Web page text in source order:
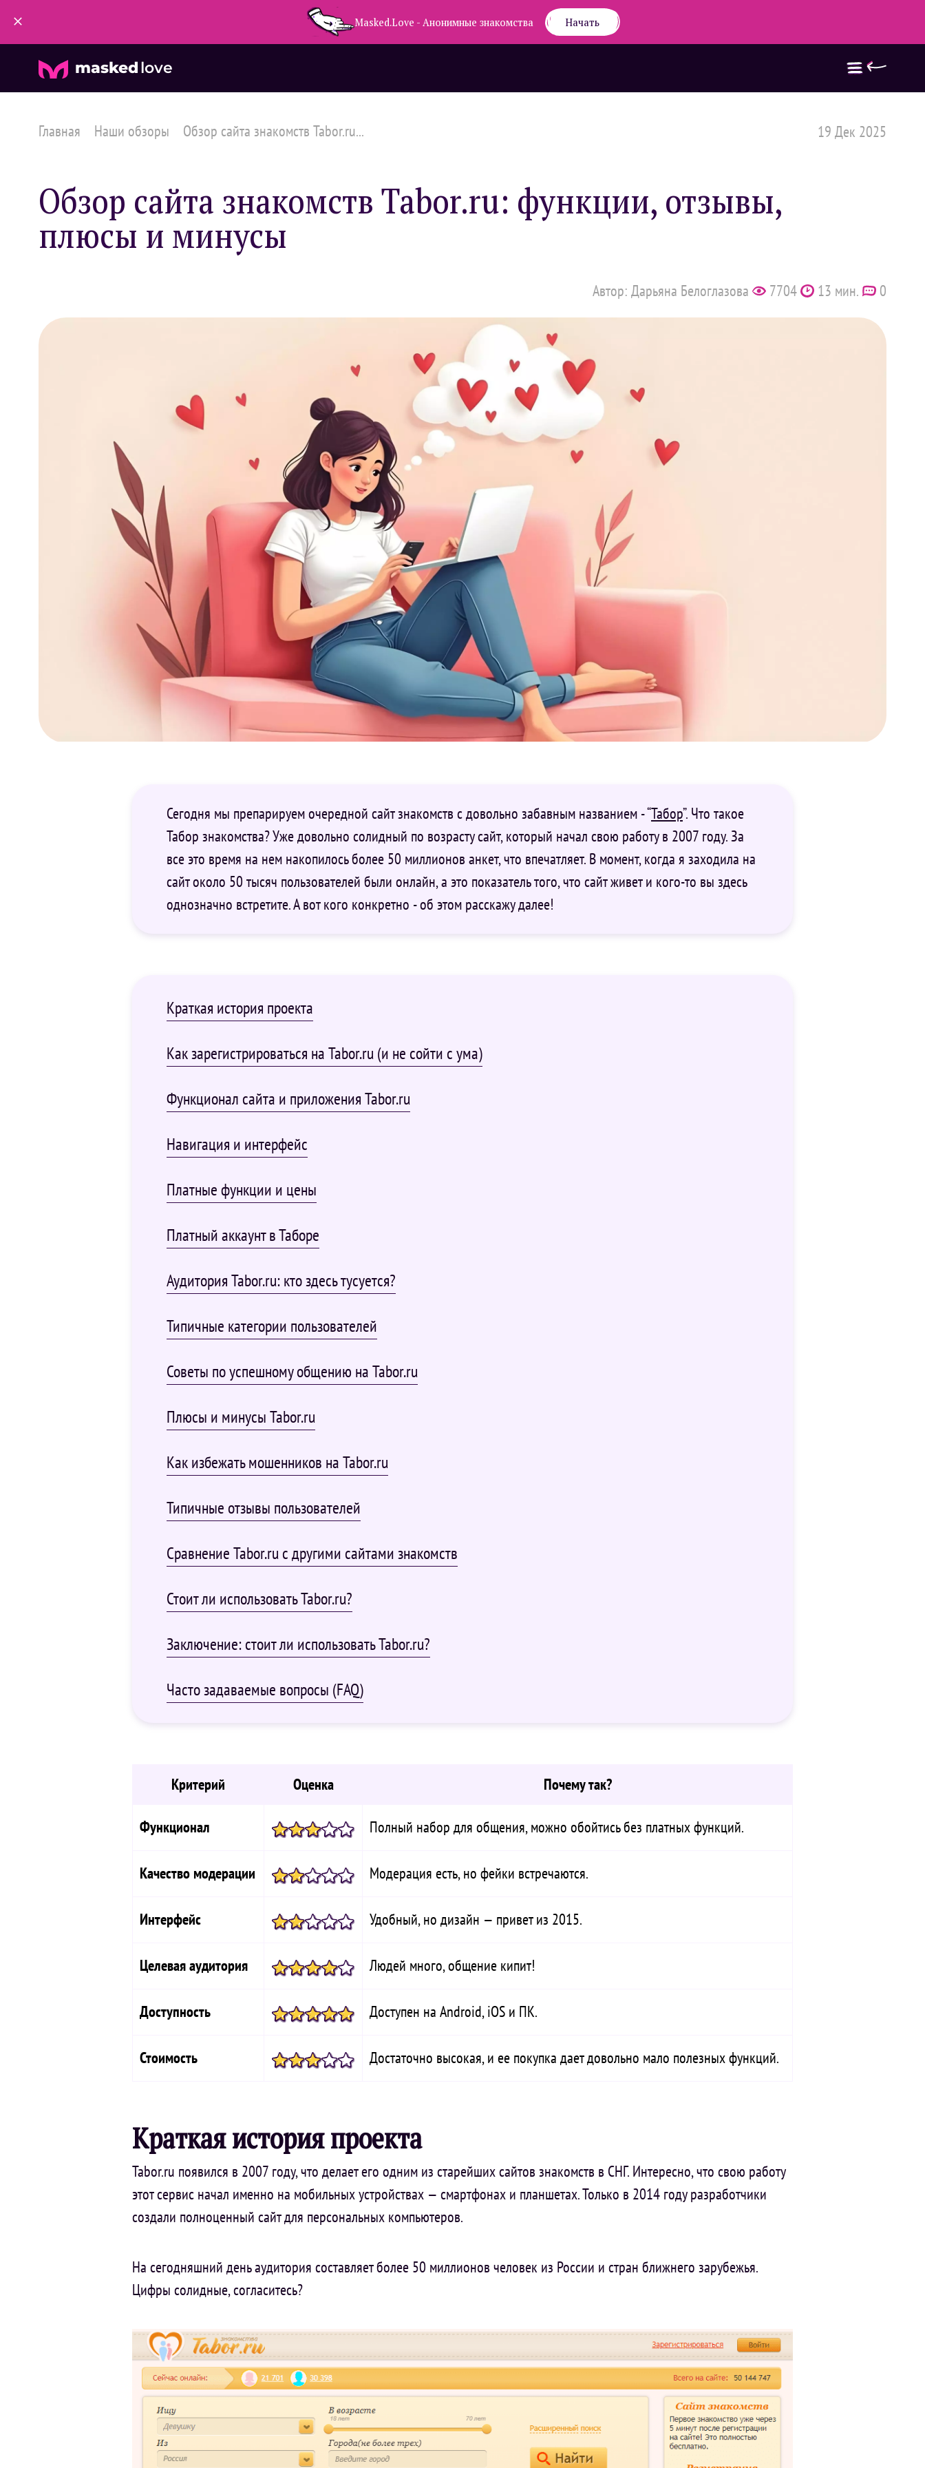
Masked.Love - Анонимные знакомства Начать
maskedlove
Главная Наши обзоры Обзор сайта знакомств Tabor.ru... 19 Дек 2025
Обзор сайта знакомств Tabor.ru: функции, отзывы,
плюсы и минусы
Автор: Дарьяна Белоглазова 7704 13 мин. 0
Сегодня мы препарируем очередной сайт знакомств с довольно забавным названием - “Табор”. Что такое
Табор знакомства? Уже довольно солидный по возрасту сайт, который начал свою работу в 2007 году. За
все это время на нем накопилось более 50 миллионов анкет, что впечатляет. В момент, когда я заходила на
сайт около 50 тысяч пользователей были онлайн, а это показатель того, что сайт живет и кого-то вы здесь
однозначно встретите. А вот кого конкретно - об этом расскажу далее!
Краткая история проекта
Как зарегистрироваться на Tabor.ru (и не сойти с ума)
Функционал сайта и приложения Tabor.ru
Навигация и интерфейс
Платные функции и цены
Платный аккаунт в Таборе
Аудитория Tabor.ru: кто здесь тусуется?
Типичные категории пользователей
Советы по успешному общению на Tabor.ru
Плюсы и минусы Tabor.ru
Как избежать мошенников на Tabor.ru
Типичные отзывы пользователей
Сравнение Tabor.ru с другими сайтами знакомств
Стоит ли использовать Tabor.ru?
Заключение: стоит ли использовать Tabor.ru?
Часто задаваемые вопросы (FAQ)
Критерий Оценка Почему так?
Функционал Полный набор для общения, можно обойтись без платных функций.
Качество модерации Модерация есть, но фейки встречаются.
Интерфейс Удобный, но дизайн — привет из 2015.
Целевая аудитория Людей много, общение кипит!
Доступность Доступен на Android, iOS и ПК.
Стоимость Достаточно высокая, и ее покупка дает довольно мало полезных функций.
Краткая история проекта
Tabor.ru появился в 2007 году, что делает его одним из старейших сайтов знакомств в СНГ. Интересно, что свою работу
этот сервис начал именно на мобильных устройствах — смартфонах и планшетах. Только в 2014 году разработчики
создали полноценный сайт для персональных компьютеров.
На сегодняшний день аудитория составляет более 50 миллионов человек из России и стран ближнего зарубежья.
Цифры солидные, согласитесь?